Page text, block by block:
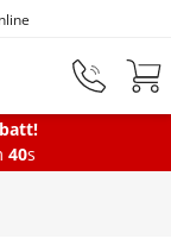
40s